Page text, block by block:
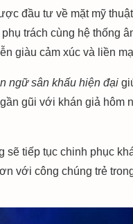
đầu tư về mặt mỹ
phụ trách cùng hệ thống
giàu cảm xúc và liền
ngữ sân khấu hiện đại
gũi với khán giả hôm
sẽ tiếp tục chinh phục
với công chúng trẻ